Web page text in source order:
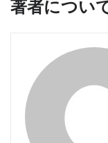
著者につい